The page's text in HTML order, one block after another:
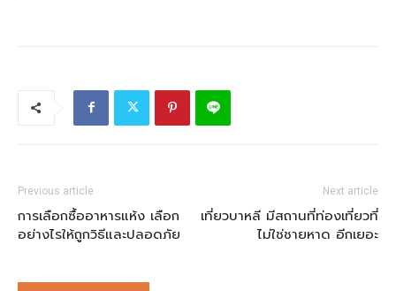
Previous article
การเลือกซื้ออาหารแห้ง เลือก
อย่างไรให้ถูกวิธีและปลอดภัย
Next article
เที่ยวบาหลี มีสถานที่ท่องเที่ยวที่
ไม่ใช่ชายหาด อีกเยอะ